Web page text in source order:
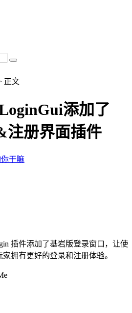
正文
添加了
注册界面插件
干嘛
插件添加了基岩版登录窗口，让使
拥有更好的登录和注册体验。